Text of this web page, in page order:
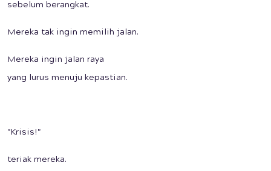
sebelum berangkat.
Mereka tak ingin memilih jalan.
Mereka ingin jalan raya
yang lurus menuju kepastian.
"Krisis!"
teriak mereka.